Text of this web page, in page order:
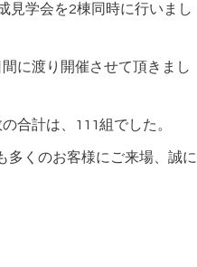
見学会を2棟同時に行いまし
に渡り開催させて頂きまし
合計は、111組でした。
多くのお客様にご来場、誠に